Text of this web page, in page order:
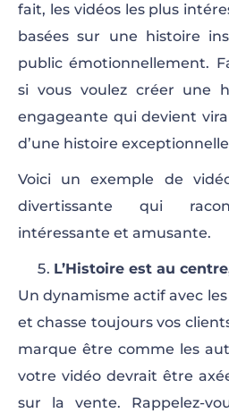
fait, les vidéos les plus
basées sur une histoire
public émotionnellement.
si vous voulez créer une
engageante qui devient
d’une histoire
Voici un exemple de
divertissante qui
intéressante et amusante.
L’Histoire est au
Un dynamisme actif avec
et chasse toujours vos
marque être comme les
votre vidéo devrait être
sur la vente. Rappelez-